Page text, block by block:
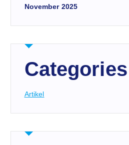
November 2025
Categories
Artikel